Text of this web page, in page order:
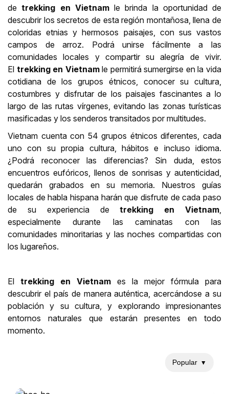
detrekking en Vietnamle brinda la oportunidad de
descubrir los secretos de esta región montañosa, llena de
coloridas etnias y hermosos paisajes, con sus vastos
campos de arroz. Podrá unirse fácilmente a las
comunidades locales y compartir su alegría de vivir.
El trekking en Vietnamle permitirá sumergirse en la vida
cotidiana de los grupos étnicos, conocer su cultura,
costumbres y disfrutar de los paisajes fascinantes a lo
largo de las rutas vírgenes, evitando las zonas turísticas
masificadas y los senderos transitados por multitudes.
Vietnam cuenta con 54 grupos étnicos diferentes, cada
uno con su propia cultura, hábitos e incluso idioma.
¿Podrá reconocer las diferencias? Sin duda, estos
encuentros eufóricos, llenos de sonrisas y autenticidad,
quedarán grabados en su memoria. Nuestros guías
locales de habla hispana harán que disfrute de cada paso
de su experiencia detrekking en Vietnam,
especialmente durante las caminatas con las
comunidades minoritarias y las noches compartidas con
los lugareños.
El trekking en Vietnam es la mejor fórmula para
descubrir el país de manera auténtica, acercándose a su
población y su cultura, y explorando impresionantes
entornos naturales que estarán presentes en todo
momento.
Popular ▼